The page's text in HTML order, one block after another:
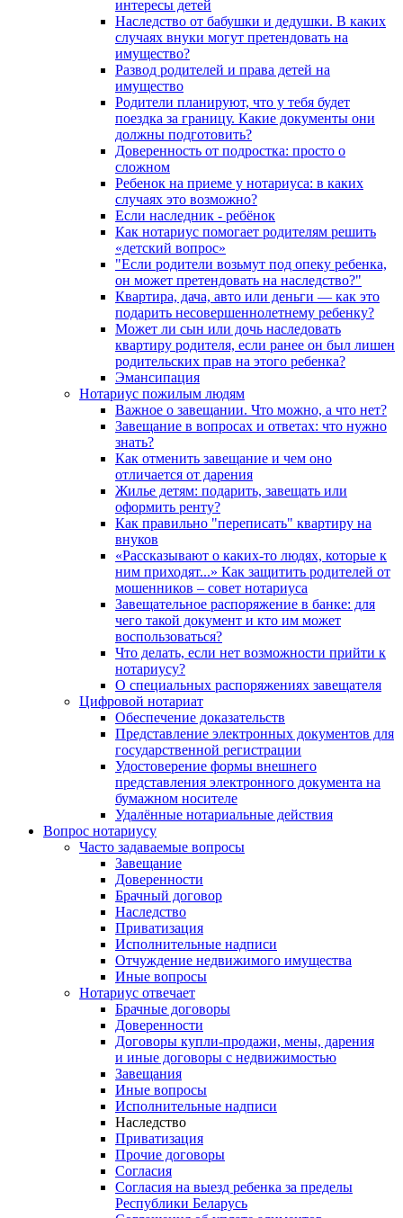
интересы детей
Наследство от бабушки и дедушки. В каких
случаях внуки могут претендовать на
имущество?
Развод родителей и права детей на
имущество
Родители планируют, что у тебя будет
поездка за границу. Какие документы они
должны подготовить?
Доверенность от подростка: просто о
сложном
Ребенок на приеме у нотариуса: в каких
случаях это возможно?
Если наследник - ребёнок
Как нотариус помогает родителям решить
«детский вопрос»
"Если родители возьмут под опеку ребенка,
он может претендовать на наследство?"
Квартира, дача, авто или деньги — как это
подарить несовершеннолетнему ребенку?
Может ли сын или дочь наследовать
квартиру родителя, если ранее он был лишен
родительских прав на этого ребенка?
Эмансипация
Нотариус пожилым людям
Важное о завещании. Что можно, а что нет?
Завещание в вопросах и ответах: что нужно
знать?
Как отменить завещание и чем оно
отличается от дарения
Жилье детям: подарить, завещать или
оформить ренту?
Как правильно "переписать" квартиру на
внуков
«Рассказывают о каких-то людях, которые к
ним приходят...» Как защитить родителей от
мошенников – совет нотариуса
Завещательное распоряжение в банке: для
чего такой документ и кто им может
воспользоваться?
Что делать, если нет возможности прийти к
нотариусу?
О специальных распоряжениях завещателя
Цифровой нотариат
Обеспечение доказательств
Представление электронных документов для
государственной регистрации
Удостоверение формы внешнего
представления электронного документа на
бумажном носителе
Удалённые нотариальные действия
Вопрос нотариусу
Часто задаваемые вопросы
Завещание
Доверенности
Брачный договор
Наследство
Приватизация
Исполнительные надписи
Отчуждение недвижимого имущества
Иные вопросы
Нотариус отвечает
Брачные договоры
Доверенности
Договоры купли-продажи, мены, дарения
и иные договоры с недвижимостью
Завещания
Иные вопросы
Исполнительные надписи
Наследство
Приватизация
Прочие договоры
Согласия
Согласия на выезд ребенка за пределы
Республики Беларусь